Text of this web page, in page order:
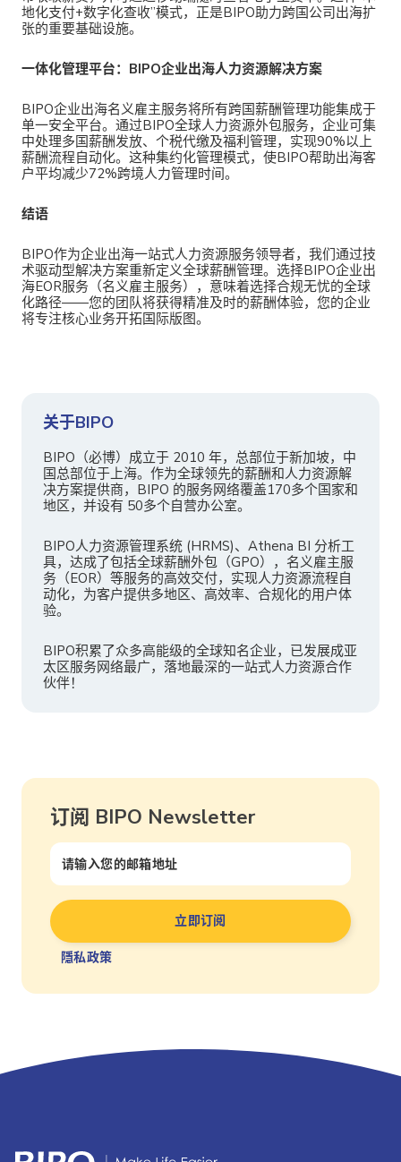
地化支付+数字化查收”模式，正是BIPO助力跨国公司出海扩
张的重要基础设施。
一体化管理平台：BIPO企业出海人力资源解决方案
BIPO企业出海名义雇主服务将所有跨国薪酬管理功能集成于
单一安全平台。通过BIPO全球人力资源外包服务，企业可集
中处理多国薪酬发放、个税代缴及福利管理，实现90%以上
薪酬流程自动化。这种集约化管理模式，使BIPO帮助出海客
户平均减少72%跨境人力管理时间。
结语
BIPO作为企业出海一站式人力资源服务领导者，我们通过技
术驱动型解决方案重新定义全球薪酬管理。选择BIPO企业出
海EOR服务（名义雇主服务），意味着选择合规无忧的全球
化路径——您的团队将获得精准及时的薪酬体验，您的企业
将专注核心业务开拓国际版图。
关于BIPO
BIPO（必博）成立于 2010 年，总部位于新加坡，中
国总部位于上海。作为全球领先的薪酬和人力资源解
决方案提供商，BIPO 的服务网络覆盖170多个国家和
地区，并设有 50多个自营办公室。
BIPO人力资源管理系统 (HRMS)、Athena BI 分析工
具，达成了包括全球薪酬外包（GPO），名义雇主服
务（EOR）等服务的高效交付，实现人力资源流程自
动化，为客户提供多地区、高效率、合规化的用户体
验。
BIPO积累了众多高能级的全球知名企业，已发展成亚
太区服务网络最广，落地最深的一站式人力资源合作
伙伴！
订阅 BIPO Newsletter
隱私政策